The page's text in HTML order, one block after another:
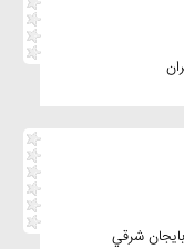
شرقي